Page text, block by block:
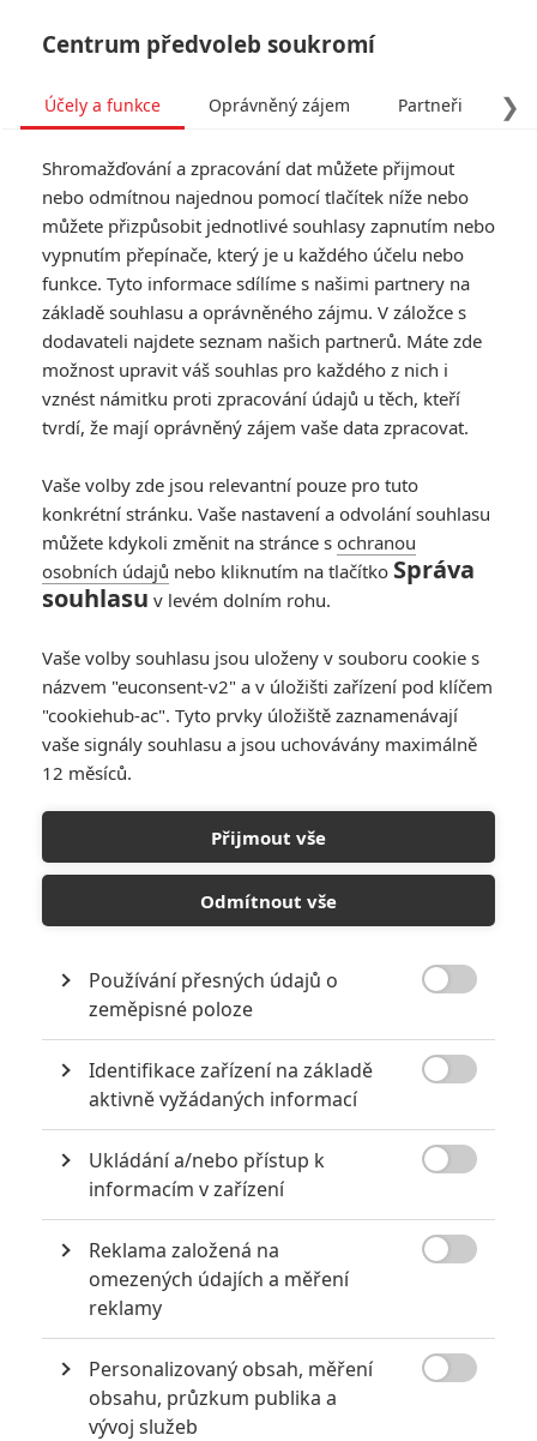
8.0/10
Grandhotel
Budapešť
legendou mezi hotelovými
zaměstnanci. V bezčasí mezi
dvěma světovými válkami, v
bohem zapomenuté zemi, kde
toho nepříliš funguje, je luxusní
Grandhotel Budapešť oázou
Přání svých hostů plní pan Gustave, ještě než jsou vyřčena, a
většinu z nich navíc zcela nezištně miluje, a to i ve fyzickém slova
smyslu. Když mu jedna taková vděčná zákaznice odkáže
mimořádně vzácný obraz a vzápětí navěky zavře oči (ne zcela
dobrovolně), nejenže náhle závratně zbohatne, ale navíc se stane
hračkou v rukou místní policie. Ve všech těchto nevděčných rolích
mu pomáhá obstát jeho osobní šarm a mladý pikolík Zero Moustafa
(Tony Revolori), z něhož chce vychovat svého nástupce.
PŘIDAT NOVÝ KOMENTÁŘ
Pro psaní komentářů, se přihlašte.
*/10
Nerecenzováno
8.0/10
1 hodnocení
Pro hodnocení musíte být přihlášen.
Centrum předvoleb soukromí
❯
Účely a funkce Oprávněný zájem Partneři
Shromažďování a zpracování dat můžete přijmout
nebo odmítnou najednou pomocí tlačítek níže nebo
můžete přizpůsobit jednotlivé souhlasy zapnutím nebo
vypnutím přepínače, který je u každého účelu nebo
funkce. Tyto informace sdílíme s našimi partnery na
základě souhlasu a oprávněného zájmu. V záložce s
dodavateli najdete seznam našich partnerů. Máte zde
možnost upravit váš souhlas pro každého z nich i
vznést námitku proti zpracování údajů u těch, kteří
tvrdí, že mají oprávněný zájem vaše data zpracovat.
Vaše volby zde jsou relevantní pouze pro tuto
konkrétní stránku. Vaše nastavení a odvolání souhlasu
můžete kdykoli změnit na stránce s ochranou
osobních údajů nebo kliknutím na tlačítko Správa
souhlasu v levém dolním rohu.
Vaše volby souhlasu jsou uloženy v souboru cookie s
názvem "euconsent-v2" a v úložišti zařízení pod klíčem
"cookiehub-ac". Tyto prvky úložiště zaznamenávají
vaše signály souhlasu a jsou uchovávány maximálně
12 měsíců.
Přijmout vše
Odmítnout vše
Používání přesných údajů o
zeměpisné poloze
Identifikace zařízení na základě
aktivně vyžádaných informací
Ukládání a/nebo přístup k
informacím v zařízení
Reklama založená na
omezených údajích a měření
reklamy
Personalizovaný obsah, měření
obsahu, průzkum publika a
vývoj služeb